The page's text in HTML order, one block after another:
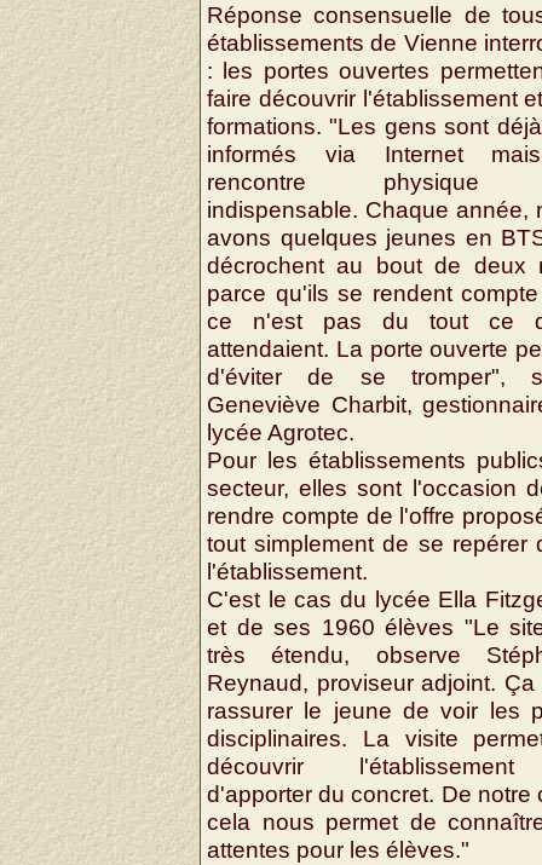
Réponse consensuelle de
établissements de Vienne
: les portes ouvertes
faire découvrir l'établissement
formations. "Les gens sont
informés via Internet
rencontre physique
indispensable. Chaque année,
avons quelques jeunes en
décrochent au bout de deux
parce qu'ils se rendent
ce n'est pas du tout ce
attendaient. La porte ouverte
d'éviter de se tromper",
Geneviève Charbit,
lycée Agrotec.
Pour les établissements
secteur, elles sont l'occasion
rendre compte de l'offre
tout simplement de se repérer
l'établissement.
C'est le cas du lycée Ella
et de ses 1960 élèves "Le
très étendu, observe
Reynaud, proviseur adjoint. Ça
rassurer le jeune de voir les
disciplinaires. La visite
découvrir
d'apporter du concret. De notre
cela nous permet de
attentes pour les élèves."